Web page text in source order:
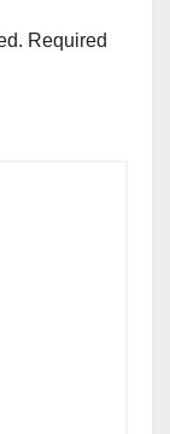
Required